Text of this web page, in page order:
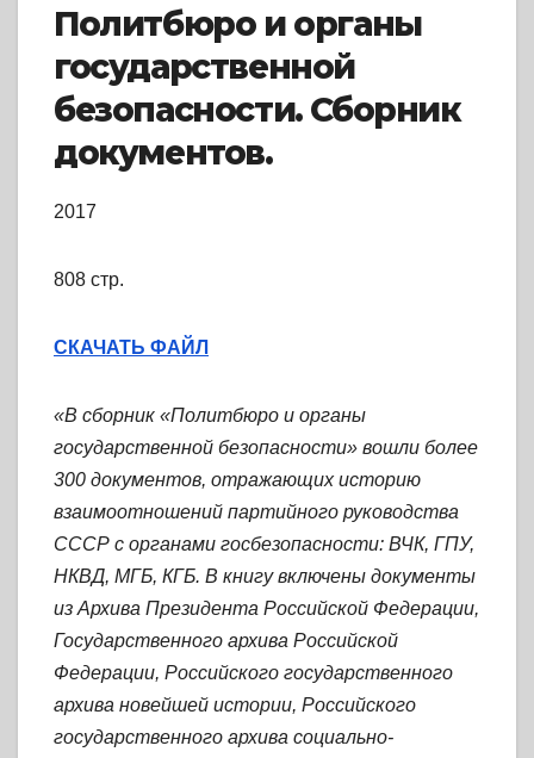
Политбюро и органы
государственной
безопасности. Сборник
документов.
2017
808 стр.
СКАЧАТЬ ФАЙЛ
«В сборник «Политбюро и органы
государственной безопасности» вошли более
300 документов, отражающих историю
взаимоотношений партийного руководства
СССР с органами госбезопасности: ВЧК, ГПУ,
НКВД, МГБ, КГБ. В книгу включены документы
из Архива Президента Российской Федерации,
Государственного архива Российской
Федерации, Российского государственного
архива новейшей истории, Российского
государственного архива социально-